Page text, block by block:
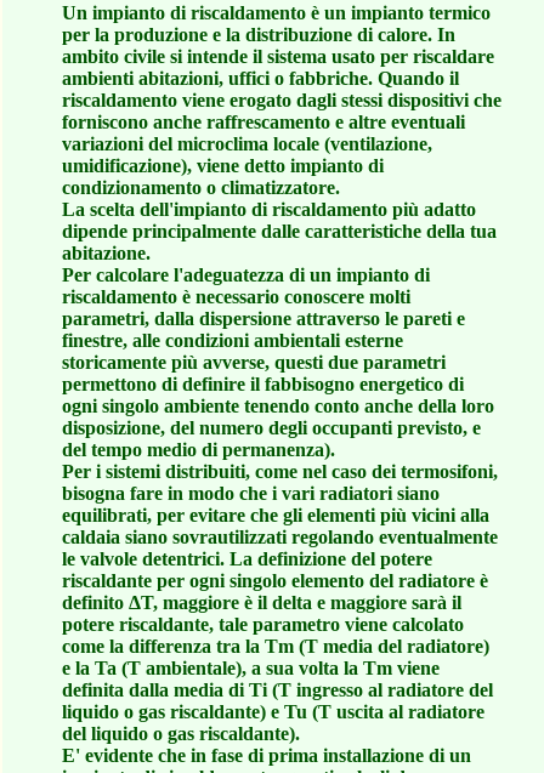
Un impianto di riscaldamento è un impianto termico
per la produzione e la distribuzione di calore. In
ambito civile si intende il sistema usato per riscaldare
ambienti abitazioni, uffici o fabbriche. Quando il
riscaldamento viene erogato dagli stessi dispositivi che
forniscono anche raffrescamento e altre eventuali
variazioni del microclima locale (ventilazione,
umidificazione), viene detto impianto di
condizionamento o climatizzatore.
La scelta dell'impianto di riscaldamento più adatto
dipende principalmente dalle caratteristiche della tua
abitazione.
Per calcolare l'adeguatezza di un impianto di
riscaldamento è necessario conoscere molti
parametri, dalla dispersione attraverso le pareti e
finestre, alle condizioni ambientali esterne
storicamente più avverse, questi due parametri
permettono di definire il fabbisogno energetico di
ogni singolo ambiente tenendo conto anche della loro
disposizione, del numero degli occupanti previsto, e
del tempo medio di permanenza).
Per i sistemi distribuiti, come nel caso dei termosifoni,
bisogna fare in modo che i vari radiatori siano
equilibrati, per evitare che gli elementi più vicini alla
caldaia siano sovrautilizzati regolando eventualmente
le valvole detentrici. La definizione del potere
riscaldante per ogni singolo elemento del radiatore è
definito ΔT, maggiore è il delta e maggiore sarà il
potere riscaldante, tale parametro viene calcolato
come la differenza tra la Tm (T media del radiatore)
e la Ta (T ambientale), a sua volta la Tm viene
definita dalla media di Ti (T ingresso al radiatore del
liquido o gas riscaldante) e Tu (T uscita al radiatore
del liquido o gas riscaldante).
E' evidente che in fase di prima installazione di un